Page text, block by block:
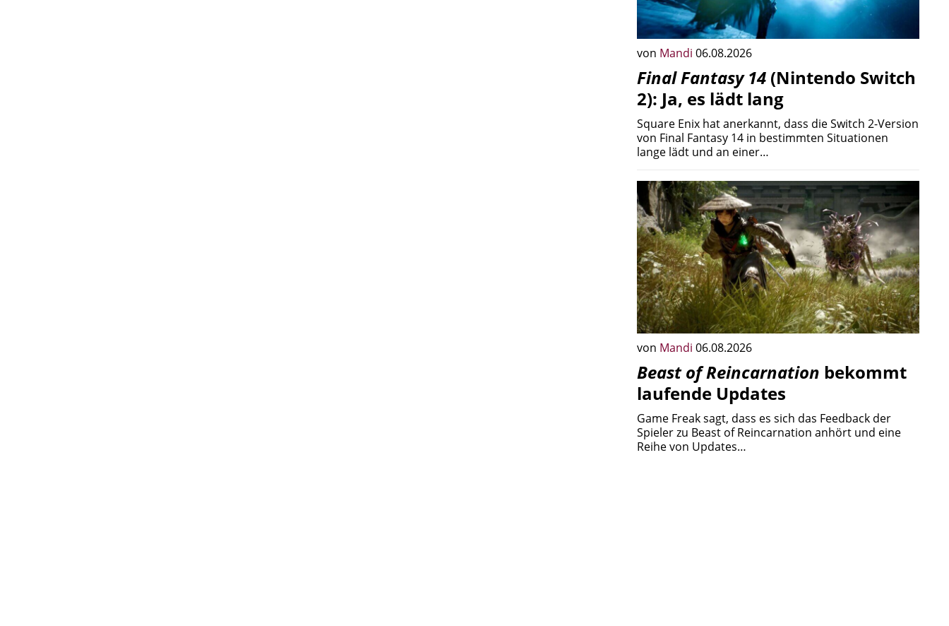
von Mandi 06.08.2026
Final Fantasy 14 (Nintendo Switch
2): Ja, es lädt lang
Square Enix hat anerkannt, dass die Switch 2-Version
von Final Fantasy 14 in bestimmten Situationen
lange lädt und an einer…
von Mandi 06.08.2026
Beast of Reincarnation bekommt
laufende Updates
Game Freak sagt, dass es sich das Feedback der
Spieler zu Beast of Reincarnation anhört und eine
Reihe von Updates…